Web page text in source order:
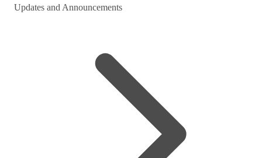
Updates and Announcements